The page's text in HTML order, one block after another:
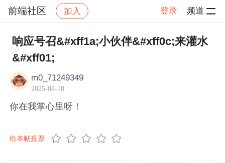
前端社区 加入 登录 频道
社区 前端社区 感慨 帖子详情
响应号召&#xff1a;小伙伴&#xff0c;来灌水
&#xff01;
m0_71249349
2025-08-18
你在我掌心里呀！
给本帖投票